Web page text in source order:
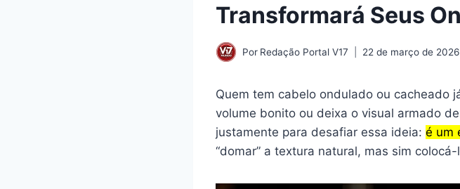
Transformará Seus
Por Redação Portal V17 22 de março de 2026
Quem tem cabelo ondulado ou cacheado
volume bonito ou deixa o visual armado
justamente para desafiar essa ideia: é um
“domar” a textura natural, mas sim